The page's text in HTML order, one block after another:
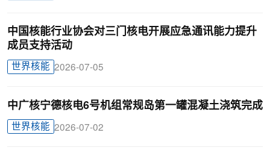
中国核能行业协会对三门核电开展应急通讯能力提升
成员支持活动
世界核能 2026-07-05
中广核宁德核电6号机组常规岛第一罐混凝土浇筑完成
世界核能 2026-07-02